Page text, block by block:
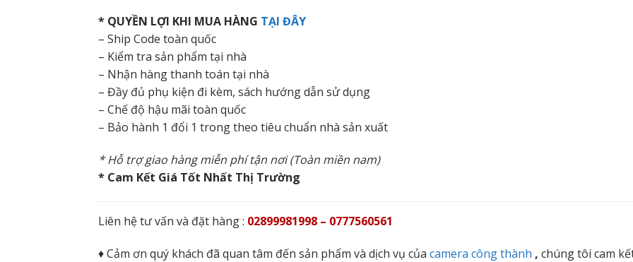
* QUYỀN LỢI KHI MUA HÀNG TẠI ĐÂY
– Ship Code toàn quốc
– Kiểm tra sản phẩm tại nhà
– Nhận hàng thanh toán tại nhà
– Đầy đủ phụ kiện đi kèm, sách hướng dẫn sử dụng
– Chế độ hậu mãi toàn quốc
– Bảo hành 1 đổi 1 trong theo tiêu chuẩn nhà sản xuất
* Hỗ trợ giao hàng miễn phí tận nơi (Toàn miền nam)
* Cam Kết Giá Tốt Nhất Thị Trường
Liên hệ tư vấn và đặt hàng : 02899981998 – 0777560561
♦ Cảm ơn quý khách đã quan tâm đến sản phẩm và dịch vụ của camera công thành , chúng tôi cam